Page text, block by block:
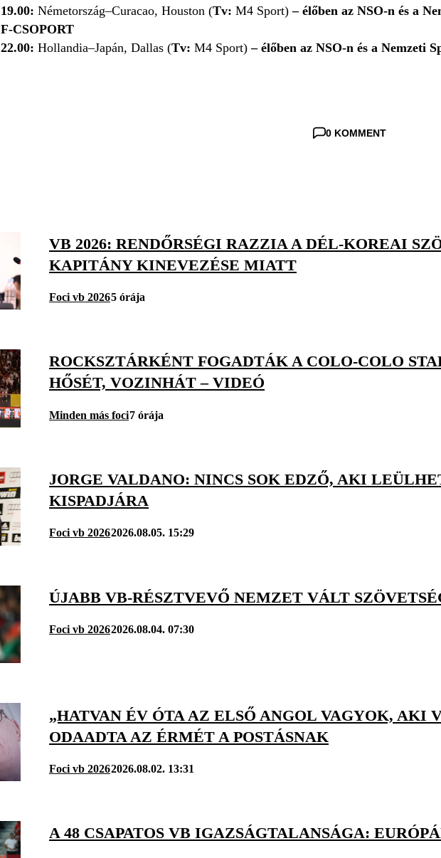
19.00: Németország–Curacao, Houston (Tv: M4 Sport)– élőben az NSO-n és a
F-CSOPORT
22.00: Hollandia–Japán, Dallas (Tv: M4 Sport)– élőben az NSO-n és a Nemzeti
0 KOMMENT
VB 2026: RENDŐRSÉGI RAZZIA A DÉL-KOREAI
KAPITÁNY KINEVEZÉSE MIATT
Foci vb 20265 órája
ROCKSZTÁRKÉNT FOGADTÁK A COLO-COLO
HŐSÉT, VOZINHÁT – VIDEÓ
Minden más foci7 órája
JORGE VALDANO: NINCS SOK EDZŐ, AKI
KISPADJÁRA
Foci vb 20262026.08.05. 15:29
ÚJABB VB-RÉSZTVEVŐ NEMZET VÁLT
Foci vb 20262026.08.04. 07:30
„HATVAN ÉV ÓTA AZ ELSŐ ANGOL VAGYOK, AKI
ODAADTA AZ ÉRMÉT A POSTÁSNAK
Foci vb 20262026.08.02. 13:31
A 48 CSAPATOS VB IGAZSÁGTALANSÁGA: